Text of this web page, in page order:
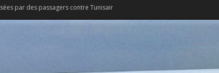
Aero
par des passagers contre Tunisair